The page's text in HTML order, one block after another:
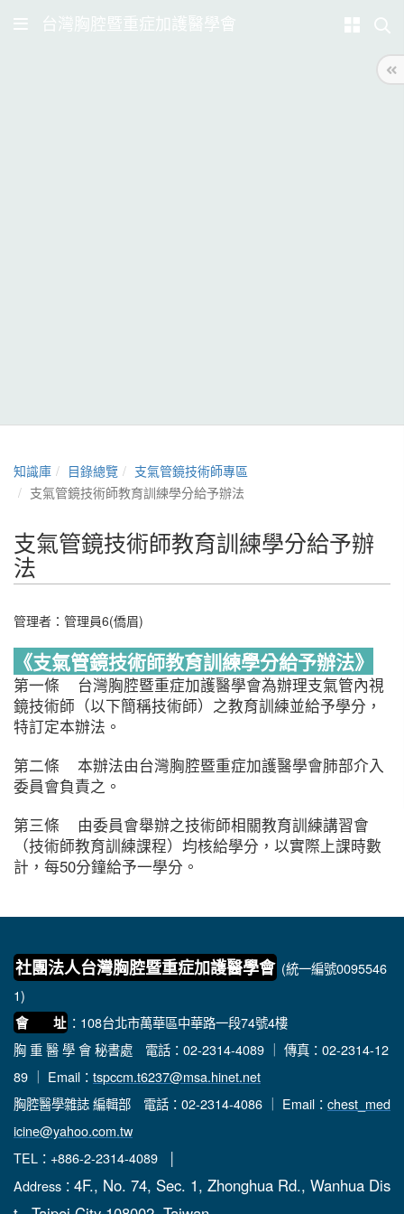
台灣胸腔暨重症加護醫學會
知識庫 目錄總覽
支氣管鏡技術師專區
支氣管鏡技術師教育訓練學分給予辦法
支氣管鏡技術師教育訓練學分給予辦
法
管理者： 管理員6(僑眉)
《支氣管鏡技術師教育訓練學分給予辦法》
第一條 台灣胸腔暨重症加護醫學會為辦理支氣管內視
鏡技術師（以下簡稱技術師）之教育訓練並給予學分，
特訂定本辦法。
第二條 本辦法由台灣胸腔暨重症加護醫學會肺部介入
委員會負責之。
第三條 由委員會舉辦之技術師相關教育訓練講習會
（技術師教育訓練課程）均核給學分，以實際上課時數
計，每50分鐘給予一學分。
社團法人台灣胸腔暨重症加護醫學會 (統一編號0095546
1)
會 址 ：108台北市萬華區中華路一段74號4樓
胸 重 醫 學 會 秘書處 電話：02-2314-4089 ｜ 傳真：02-2314-12
89 ｜ Email： tspccm.t6237@msa.hinet.net
胸腔醫學雜誌 編輯部 電話：02-2314-4086 ｜ Email： chest_med
icine@yahoo.com.tw
TEL：+886-2-2314-4089 │
Address： 4F., No. 74, Sec. 1, Zhonghua Rd., Wanhua Dis